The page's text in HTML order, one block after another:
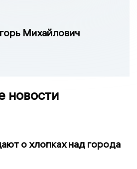
Михайлович
новости
о хлопках над города